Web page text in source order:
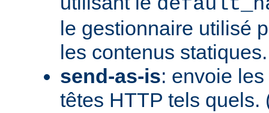
le gestionnaire utilisé
les contenus
send-as-is: envoie
têtes HTTP tels quels.